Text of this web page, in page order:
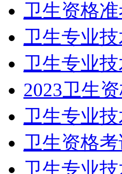
卫生资格
卫生专业
卫生专业
2023卫生
卫生专业
卫生资格
卫生专业